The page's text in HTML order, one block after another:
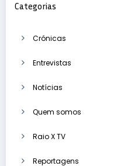
Categorias
Crónicas
Entrevistas
Notícias
Quem somos
Raio X TV
Reportagens